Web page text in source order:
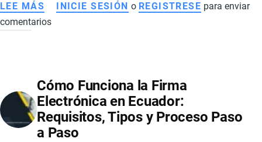
LEE MÁS SOBRE
EXPORTACIONES
ECUATORIANO:
IMPACTO
COMERCIAL,
DESAFÍOS
INICIE SESIÓN o REGISTRESE para enviar
comentarios
Cómo Funciona la Firma
Electrónica en Ecuador:
Requisitos, Tipos y Proceso Paso
a Paso